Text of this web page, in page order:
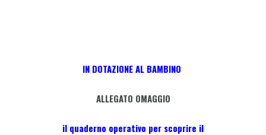
IN DOTAZIONE AL BAMBINO
ALLEGATO OMAGGIO
il quaderno operativo per scoprire il